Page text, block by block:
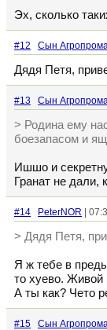
Эх, сколько
#12 Сын
Дядя Петя,
#13 Сын
> Родина ему
боезапасом и
Ишшо и
Гранат не дали,
#14 PeterNOR |
> Дядя Петя,
Я ж тебе в
то хуево. Живой
А ты как? Чето
#15 Сын